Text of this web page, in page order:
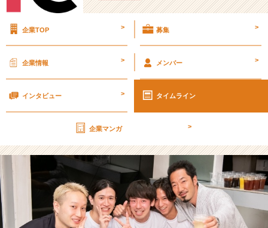
の
が
ご
か
っ
た
で
す！！！
【株
式
企業TOP > 募集 >
企業情報 > メンバー >
インタビュー > タイムライン
企業マンガ >